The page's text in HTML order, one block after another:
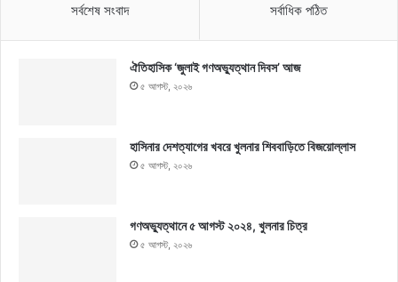
সর্বশেষ সংবাদ সর্বাধিক পঠিত
ঐতিহাসিক ‘জুলাই গণঅভ্যুত্থান দিবস’ আজ
৫ আগস্ট, ২০২৬
হাসিনার দেশত্যাগের খবরে খুলনার শিববাড়িতে বিজয়োল্লাস
৫ আগস্ট, ২০২৬
গণঅভ্যুত্থানে ৫ আগস্ট ২০২৪, খুলনার চিত্র
৫ আগস্ট, ২০২৬